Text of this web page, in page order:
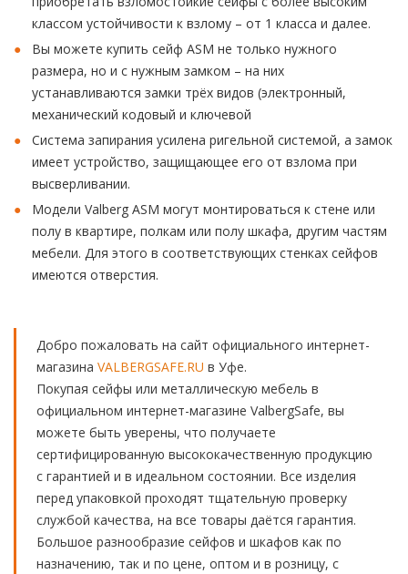
классом устойчивости к взлому – от 1 класса и далее.
Вы можете купить сейф ASM не только нужного
размера, но и с нужным замком – на них
устанавливаются замки трёх видов (электронный,
механический кодовый и ключевой
Система запирания усилена ригельной системой, а замок
имеет устройство, защищающее его от взлома при
высверливании.
Модели Valberg ASM могут монтироваться к стене или
полу в квартире, полкам или полу шкафа, другим частям
мебели. Для этого в соответствующих стенках сейфов
имеются отверстия.
Добро пожаловать на сайт официального интернет-
магазина VALBERGSAFE.RU в Уфе.
Покупая сейфы или металлическую мебель в
официальном интернет-магазине ValbergSafe, вы
можете быть уверены, что получаете
сертифицированную высококачественную продукцию
с гарантией и в идеальном состоянии. Все изделия
перед упаковкой проходят тщательную проверку
службой качества, на все товары даётся гарантия.
Большое разнообразие сейфов и шкафов как по
назначению, так и по цене, оптом и в розницу, с